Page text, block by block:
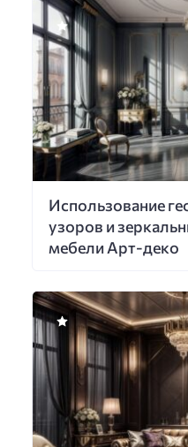
Использование
узоров и
мебели Арт-деко